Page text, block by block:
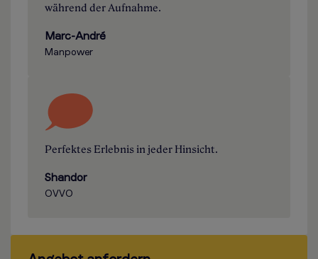
während der Aufnahme.
Marc-André
Manpower
Perfektes Erlebnis in jeder Hinsicht.
Shandor
OVVO